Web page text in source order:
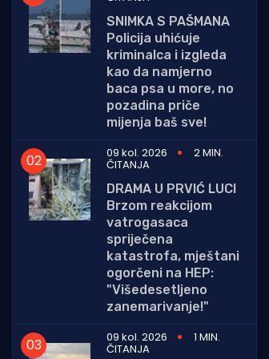
SNIMKA S PAŠMANA
Policija uhićuje
kriminalca i izgleda
kao da namjerno
baca psa u more, no
pozadina priče
mijenja baš sve!
09 kol. 2026
2 MIN.
ČITANJA
DRAMA U PRVIĆ LUCI
Brzom reakcijom
vatrogasaca
spriječena
katastrofa, mještani
ogorčeni na HEP:
"Višedesetljeno
zanemarivanje!"
09 kol. 2026
1 MIN.
ČITANJA